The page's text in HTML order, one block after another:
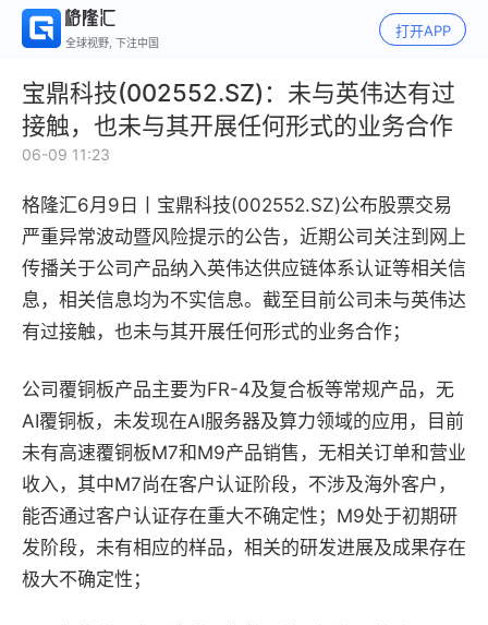
全球视野, 下注中国
打开APP
宝鼎科技(002552.SZ)：未与英伟达有过
接触，也未与其开展任何形式的业务合作
06-09 11:23
格隆汇6月9日丨 宝鼎科技(002552.SZ)公布股票交易
严重异常波动暨风险提示的公告 ， 近期公司关注到网上
传播关于公司产品纳入英伟达供应链体系认证等相关信
息，相关信息均为不实信息。截至目前公司未与英伟达
有过接触，也未与其开展任何形式的业务合作；
公司覆铜板产品主要为FR-4及复合板等常规产品，无
AI覆铜板，未发现在AI服务器及算力领域的应用，目前
未有高速覆铜板M7和M9产品销售，无相关订单和营业
收入，其中M7尚在客户认证阶段，不涉及海外客户，
能否通过客户认证存在重大不确定性；M9处于初期研
发阶段，未有相应的样品，相关的研发进展及成果存在
极大不确定性；